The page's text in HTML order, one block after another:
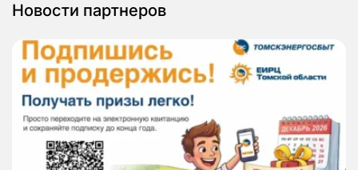
Новости партнеров